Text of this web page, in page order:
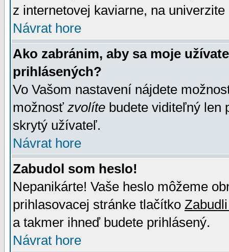
z internetovej kaviarne, na univerzite
Návrat hore
Ako zabránim, aby sa moje
prihlásených?
Vo Vašom nastavení nájdete
možnosť zvolíte budete viditeľný len
skrytý užívateľ.
Návrat hore
Zabudol som heslo!
Nepanikárte! Vaše heslo môžeme
prihlasovacej stránke tlačítko
a takmer ihneď budete prihlásený.
Návrat hore